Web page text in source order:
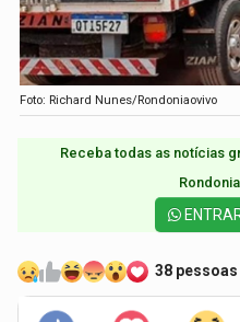
Foto: Richard Nunes/Rondoniaovivo
Receba todas as notícias
38